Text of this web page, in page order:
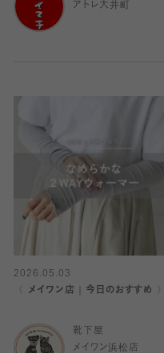
アトレ大井町
2026.05.03
〈 メイワン店｜今日のおすすめ 〉
靴下屋
メイワン浜松店